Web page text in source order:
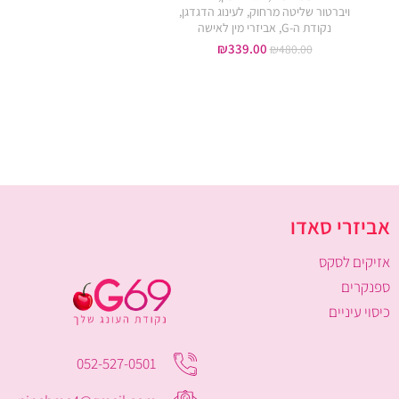
ויברטור שליטה מרחוק, לעינוג הדגדגן,
נקודת ה-G , אביזרי מין לאישה
₪480.00
₪339.00
אביזרי סאדו
אזיקים לסקס
ספנקרים
כיסוי עיניים
052-527-0501